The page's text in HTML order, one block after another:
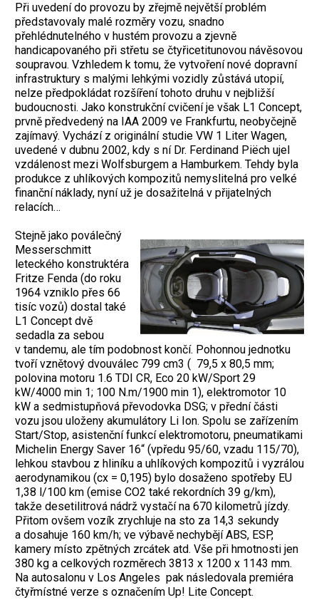
Při uvedení do provozu by zřejmě největší problém
představovaly malé rozměry vozu, snadno
přehlédnutelného v hustém provozu a zjevně
handicapovaného při střetu se čtyřicetitunovou návěsovou
soupravou. Vzhledem k tomu, že vytvoření nové dopravní
infrastruktury s malými lehkými vozidly zůstává utopií,
nelze předpokládat rozšíření tohoto druhu v nejbližší
budoucnosti. Jako konstrukční cvičení je však L1 Concept,
prvně předvedený na IAA 2009 ve Frankfurtu, neobyčejně
zajímavý. Vychází z originální studie VW 1 Liter Wagen,
uvedené v dubnu 2002, kdy s ní Dr. Ferdinand Piëch ujel
vzdálenost mezi Wolfsburgem a Hamburkem. Tehdy byla
produkce z uhlíkových kompozitů nemyslitelná pro velké
finanční náklady, nyní už je dosažitelná v přijatelných
relacích…
Stejně jako poválečný
Messerschmitt
leteckého konstruktéra
Fritze Fenda (do roku
1964 vzniklo přes 66
tisíc vozů) dostal také
L1 Concept dvě
sedadla za sebou
v tandemu, ale tím podobnost končí. Pohonnou jednotku
tvoří vznětový dvouválec 799 cm3 ( 79,5 x 80,5 mm;
polovina motoru 1.6 TDI CR, Eco 20 kW/Sport 29
kW/4000 min 1; 100 N.m/1900 min 1), elektromotor 10
kW a sedmistupňová převodovka DSG; v přední části
vozu jsou uloženy akumulátory Li Ion. Spolu se zařízením
Start/Stop, asistenční funkcí elektromotoru, pneumatikami
Michelin Energy Saver 16“ (vpředu 95/60, vzadu 115/70),
lehkou stavbou z hliníku a uhlíkových kompozitů i vyzrálou
aerodynamikou (cx = 0,195) bylo dosaženo spotřeby EU
1,38 l/100 km (emise CO2 také rekordních 39 g/km),
takže desetilitrová nádrž vystačí na 670 kilometrů jízdy.
Přitom ovšem vozík zrychluje na sto za 14,3 sekundy
a dosahuje 160 km/h; ve výbavě nechybějí ABS, ESP,
kamery místo zpětných zrcátek atd. Vše při hmotnosti jen
380 kg a celkových rozměrech 3813 x 1200 x 1143 mm.
Na autosalonu v Los Angeles pak následovala premiéra
čtyřmístné verze s označením Up! Lite Concept.